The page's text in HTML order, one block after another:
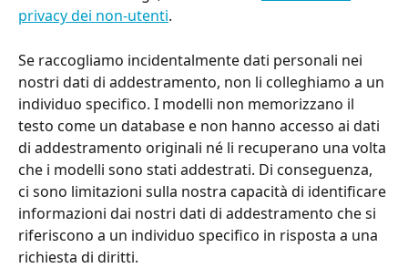
privacy dei non-utenti.
Se raccogliamo incidentalmente dati personali nei
nostri dati di addestramento, non li colleghiamo a un
individuo specifico. I modelli non memorizzano il
testo come un database e non hanno accesso ai dati
di addestramento originali né li recuperano una volta
che i modelli sono stati addestrati. Di conseguenza,
ci sono limitazioni sulla nostra capacità di identificare
informazioni dai nostri dati di addestramento che si
riferiscono a un individuo specifico in risposta a una
richiesta di diritti.